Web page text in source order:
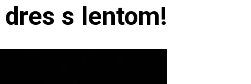
s lentom!